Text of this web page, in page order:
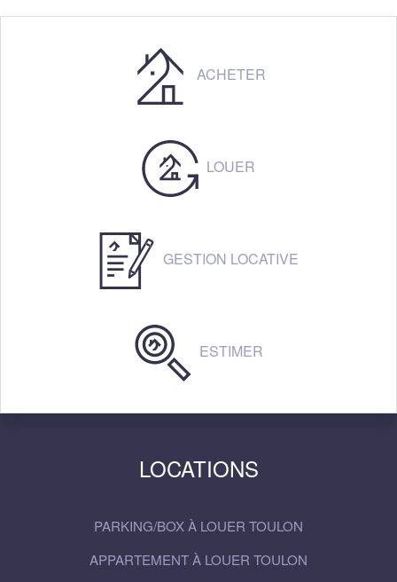
ACHETER
LOUER
GESTION LOCATIVE
ESTIMER
LOCATIONS
PARKING/BOX À LOUER TOULON
APPARTEMENT À LOUER TOULON